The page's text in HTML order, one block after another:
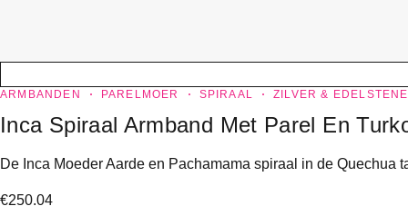
ARMBANDEN PARELMOER SPIRAAL ZILVER &
Inca Spiraal Armband Met Parel En
De Inca Moeder Aarde en Pachamama spiraal in de
€250.04